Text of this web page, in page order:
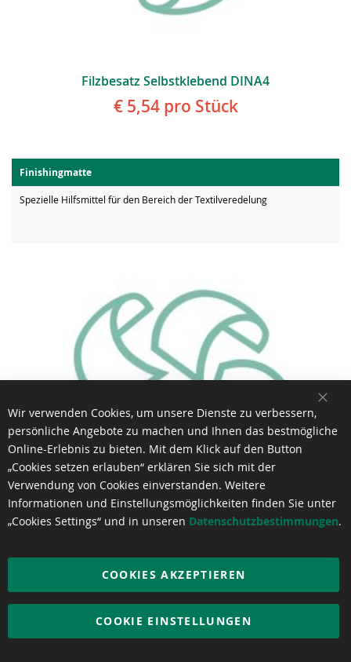
Filzbesatz Selbstklebend DINA4
€ 5,54pro Stück
Finishingmatte
Spezielle Hilfsmittel für den Bereich der Textilveredelung
Finishingmatte Gloss
€ 17,62pro Stück
Wir verwenden Cookies, um unsere Dienste zu verbessern,
persönliche Angebote zu machen und Ihnen das bestmögliche
Online-Erlebnis zu bieten. Mit dem Klick auf den Button
„Cookies setzen erlauben“ erklären Sie sich mit der
Verwendung von Cookies einverstanden. Weitere
Informationen und Einstellungsmöglichkeiten finden Sie unter
„Cookies Settings“ und in unseren Datenschutzbestimmungen.
COOKIES AKZEPTIEREN
COOKIE EINSTELLUNGEN